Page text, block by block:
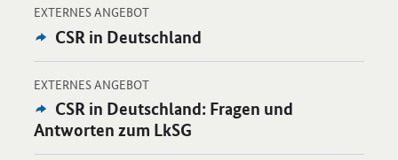
EXTERNES ANGEBOT-
Externes
Angebot:
CSR in Deutschland
Öffnet Einzelsicht
EXTERNES ANGEBOT-
Externes
Angebot:
CSR in Deutschland: Fragen und
Antworten zum LkSG
Öffnet Einzelsicht